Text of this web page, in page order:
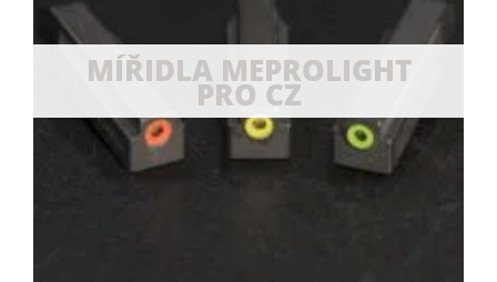
MÍŘIDLA MEPROLIGHT
PRO CZ